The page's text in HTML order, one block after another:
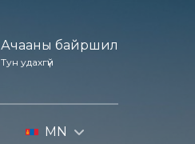
Ачааны байршил
Тун удахгүй
MN